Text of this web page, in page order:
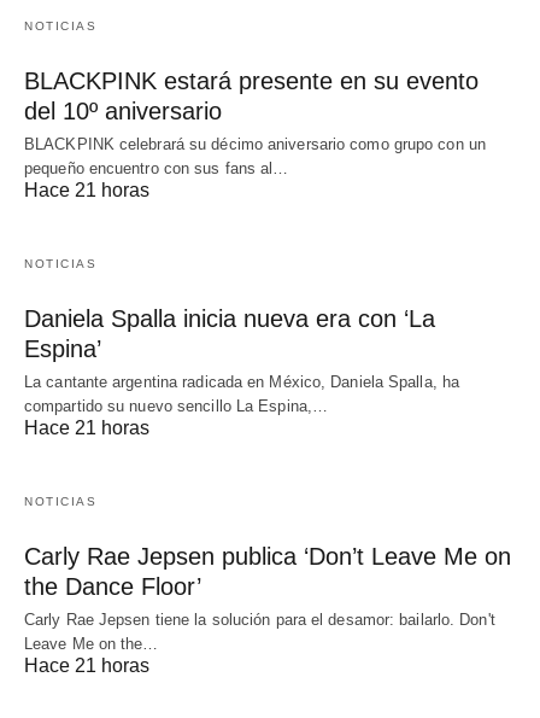
NOTICIAS
BLACKPINK estará presente en su evento
del 10º aniversario
BLACKPINK celebrará su décimo aniversario como grupo con un
pequeño encuentro con sus fans al…
Hace 21 horas
NOTICIAS
Daniela Spalla inicia nueva era con ‘La
Espina’
La cantante argentina radicada en México, Daniela Spalla, ha
compartido su nuevo sencillo La Espina,…
Hace 21 horas
NOTICIAS
Carly Rae Jepsen publica ‘Don’t Leave Me on
the Dance Floor’
Carly Rae Jepsen tiene la solución para el desamor: bailarlo. Don't
Leave Me on the…
Hace 21 horas